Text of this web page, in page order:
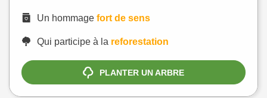
Un hommage fort de sens
Qui participe à la reforestation
PLANTER UN ARBRE